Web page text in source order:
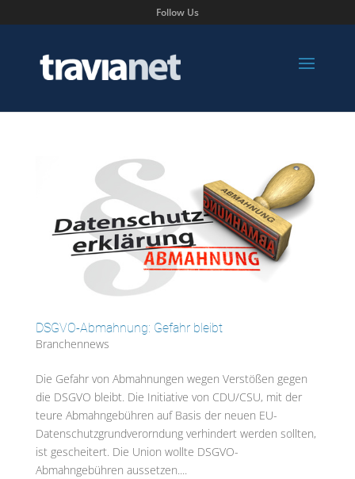
Follow Us
DSGVO-Abmahnung: Gefahr bleibt
Branchennews
Die Gefahr von Abmahnungen wegen Verstößen gegen
die DSGVO bleibt. Die Initiative von CDU/CSU, mit der
teure Abmahngebühren auf Basis der neuen EU-
Datenschutzgrundverorndung verhindert werden sollten,
ist gescheitert. Die Union wollte DSGVO-
Abmahngebühren aussetzen....